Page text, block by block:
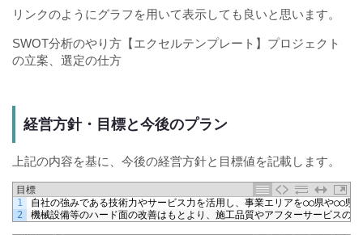
リンクのようにグラフを用いて表示しても良いと思います。
SWOT分析のやり方【エクセルテンプレート】プロジェクト
の立案、選定の仕方
経営方針・目標と今後のプラン
上記の内容を基に、今後の経営方針と目標値を記載します。
目標
1
2
自社の強みである技術力やサービス力を活用し、事業エリアを○○県や○○県
機械設備等のハード面の改善はもとより、施工品質やアフターサービスの